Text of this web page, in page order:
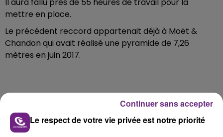
mettre en place.
Le précédent reccord appartenait déjà à Moët &
Chandon qui avait réalisé une pyramide de 7,26
mètres en juin 2017.
Le respect de votre vie privée est notre priorité
Continuer sans accepter